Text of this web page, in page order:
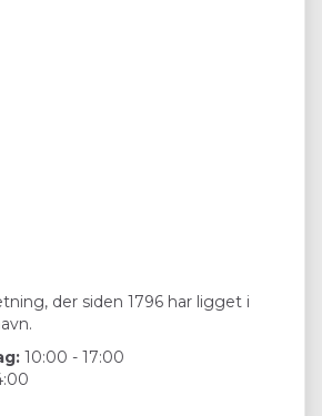
der siden 1796 har ligget i
10:00 - 17:00